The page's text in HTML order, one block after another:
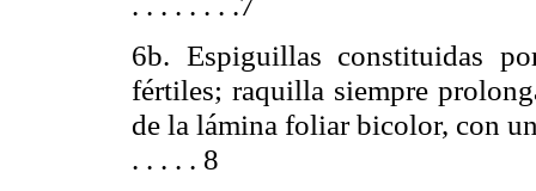
6b. Espiguillas constituidas
fértiles; raquilla siempre
de la lámina foliar bicolor, con
. . . . . 8